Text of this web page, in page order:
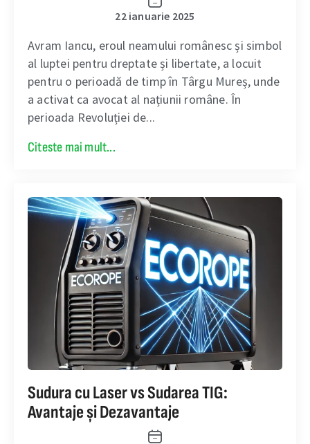
22 ianuarie 2025
Avram Iancu, eroul neamului românesc și simbol
al luptei pentru dreptate și libertate, a locuit
pentru o perioadă de timp în Târgu Mureș, unde
a activat ca avocat al națiunii române. În
perioada Revoluției de...
Citeste mai mult...
Sudura cu Laser vs Sudarea TIG:
Avantaje și Dezavantaje